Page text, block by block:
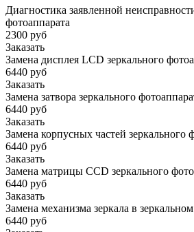
Диагностика заявленной
фотоаппарата
2300 руб
Заказать
Замена дисплея LCD зеркального
6440 руб
Заказать
Замена затвора зеркального
6440 руб
Заказать
Замена корпусных частей зеркального
6440 руб
Заказать
Замена матрицы CCD зеркального
6440 руб
Заказать
Замена механизма зеркала в
6440 руб